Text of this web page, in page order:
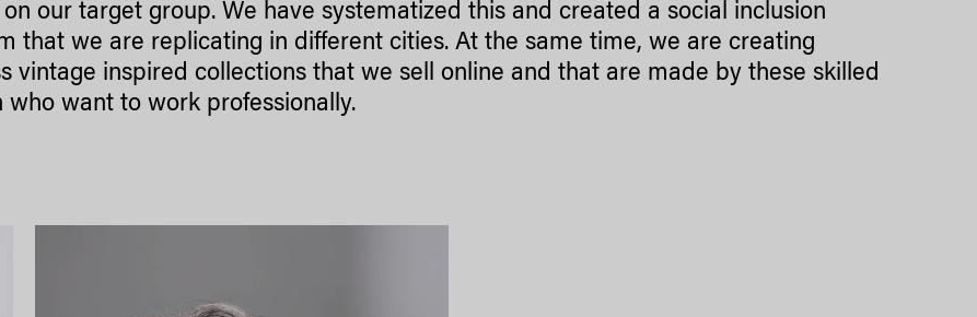
our target group. We have systematized this and created a social inclusion
that we are replicating in different cities. At the same time, we are creating
vintage inspired collections that we sell online and that are made by these skilled
who want to work professionally.